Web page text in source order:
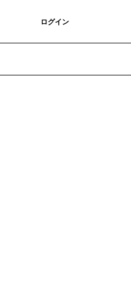
ログイン